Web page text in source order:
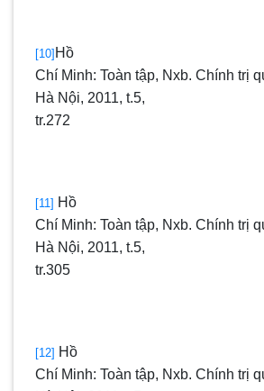
[10] Hồ
Chí Minh: Toàn tập, Nxb. Chính trị
Hà Nội, 2011, t.5,
tr.272
[11] Hồ
Chí Minh: Toàn tập, Nxb. Chính trị
Hà Nội, 2011, t.5,
tr.305
[12] Hồ
Chí Minh: Toàn tập, Nxb. Chính trị